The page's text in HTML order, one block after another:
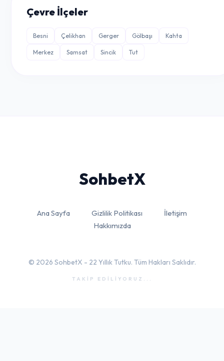
Çevre İlçeler
Besni Çelikhan Gerger Gölbaşı Kahta
Merkez Samsat Sincik Tut
SohbetX
Ana Sayfa Gizlilik Politikası
İletişim
Hakkımızda
© 2026 SohbetX - 22 Yıllık Tutku. Tüm Hakları Saklıdır.
TAKİP EDİLİYORUZ...